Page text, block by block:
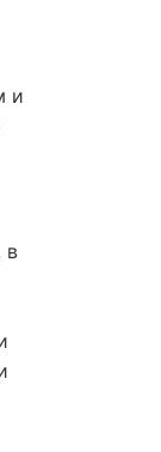
и
в